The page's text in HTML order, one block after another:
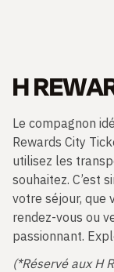
H
Le compagnon
Rewards City
utilisez les
souhaitez. C’est
votre séjour, que
rendez-vous ou
passionnant.
(*Réservé aux H